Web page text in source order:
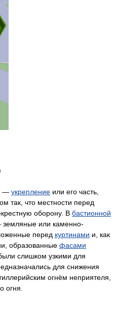
— укрепление или его часть,
так, что местности перед
оборону. В бастионной
земляные или каменно-
перед куртинами и, как
образованные фасами
слишком узкими для
для снижения
огнём неприятеля,
огня.